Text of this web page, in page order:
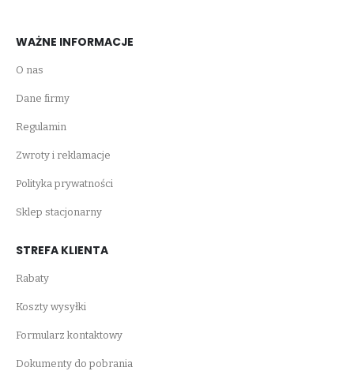
WAŻNE INFORMACJE
O nas
Dane firmy
Regulamin
Zwroty i reklamacje
Polityka prywatności
Sklep stacjonarny
STREFA KLIENTA
Rabaty
Koszty wysyłki
Formularz kontaktowy
Dokumenty do pobrania